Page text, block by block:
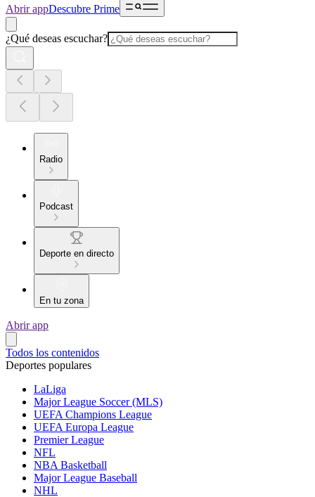
Abrir appDescubre Prime
¿Qué deseas escuchar?
Radio
Podcast
Deporte en directo
En tu zona
Abrir app
Todos los contenidos
Deportes populares
LaLiga
Major League Soccer (MLS)
UEFA Champions League
UEFA Europa League
Premier League
NFL
NBA Basketball
Major League Baseball
NHL